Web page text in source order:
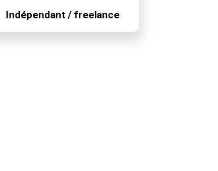
Indépendant / freelance